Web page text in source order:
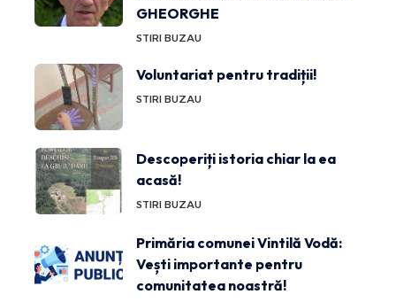
GHEORGHE
STIRI BUZAU
Voluntariat pentru tradiții!
STIRI BUZAU
Descoperiți istoria chiar la ea
acasă!
STIRI BUZAU
Primăria comunei Vintilă Vodă:
Vești importante pentru
comunitatea noastră!